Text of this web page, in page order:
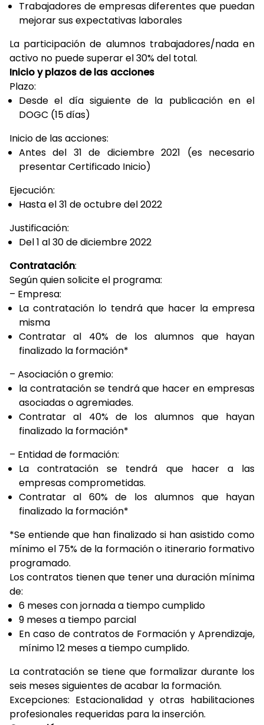
Trabajadores de empresas diferentes que puedan
mejorar sus expectativas laborales
La participación de alumnos trabajadores/nada en
activo no puede superar el 30% del total.
Inicio y plazos de las acciones
Plazo:
Desde el día siguiente de la publicación en el
DOGC (15 días)
Inicio de las acciones:
Antes del 31 de diciembre 2021 (es necesario
presentar Certificado Inicio)
Ejecución:
Hasta el 31 de octubre del 2022
Justificación:
Del 1 al 30 de diciembre 2022
Contratación:
Según quien solicite el programa:
– Empresa:
La contratación lo tendrá que hacer la empresa
misma
Contratar al 40% de los alumnos que hayan
finalizado la formación*
– Asociación o gremio:
la contratación se tendrá que hacer en empresas
asociadas o agremiades.
Contratar al 40% de los alumnos que hayan
finalizado la formación*
– Entidad de formación:
La contratación se tendrá que hacer a las
empresas comprometidas.
Contratar al 60% de los alumnos que hayan
finalizado la formación*
*Se entiende que han finalizado si han asistido como
mínimo el 75% de la formación o itinerario formativo
programado.
Los contratos tienen que tener una duración mínima
de:
6 meses con jornada a tiempo cumplido
9 meses a tiempo parcial
En caso de contratos de Formación y Aprendizaje,
mínimo 12 meses a tiempo cumplido.
La contratación se tiene que formalizar durante los
seis meses siguientes de acabar la formación.
Excepciones: Estacionalidad y otras habilitaciones
profesionales requeridas para la inserción.